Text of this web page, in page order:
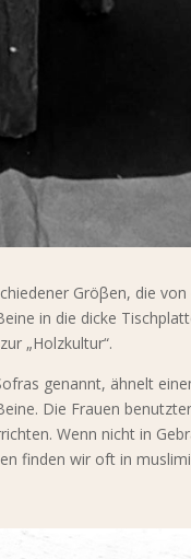
Gröβen, die
in die dicke
„Holzkultur“.
genannt, ähnelt
Die Frauen
Wenn nicht in
finden wir oft in